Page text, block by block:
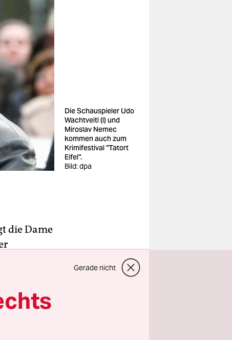
Die Schauspieler Udo
Wachtveitl (l) und
Miroslav Nemec
kommen auch zum
Krimifestival "Tatort
Eifel".
Bild: dpa
die Dame
als
Gerade nicht